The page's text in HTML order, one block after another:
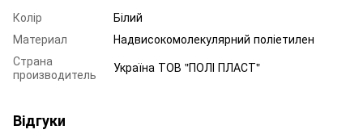
Колір
Білий
Материал
Надвисокомолекулярний поліетилен
Страна
производитель
Україна ТОВ "ПОЛІ ПЛАСТ"
Відгуки